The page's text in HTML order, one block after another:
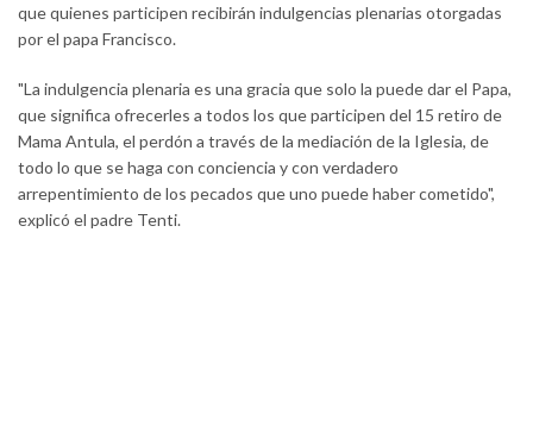
que quienes participen recibirán indulgencias plenarias otorgadas
por el papa Francisco.
"La indulgencia plenaria es una gracia que solo la puede dar el Papa,
que significa ofrecerles a todos los que participen del 15 retiro de
Mama Antula, el perdón a través de la mediación de la Iglesia, de
todo lo que se haga con conciencia y con verdadero
arrepentimiento de los pecados que uno puede haber cometido",
explicó el padre Tenti.